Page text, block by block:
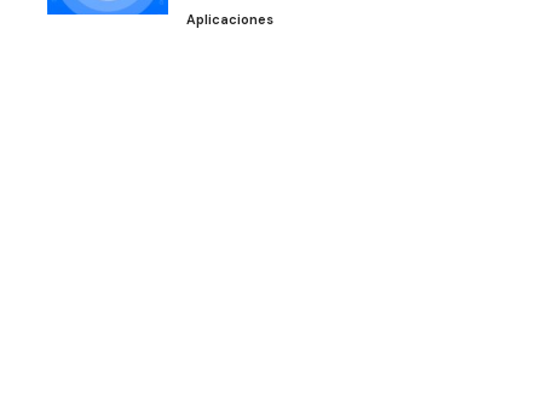
Aplicaciones